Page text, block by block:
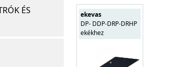
ÉS
ekevas
DP- DDP-DRP-DRHP
ekékhez